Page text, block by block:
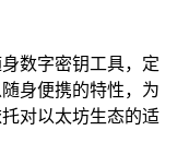
数字密钥工具，定
身便携的特性，为
对以太坊生态的适